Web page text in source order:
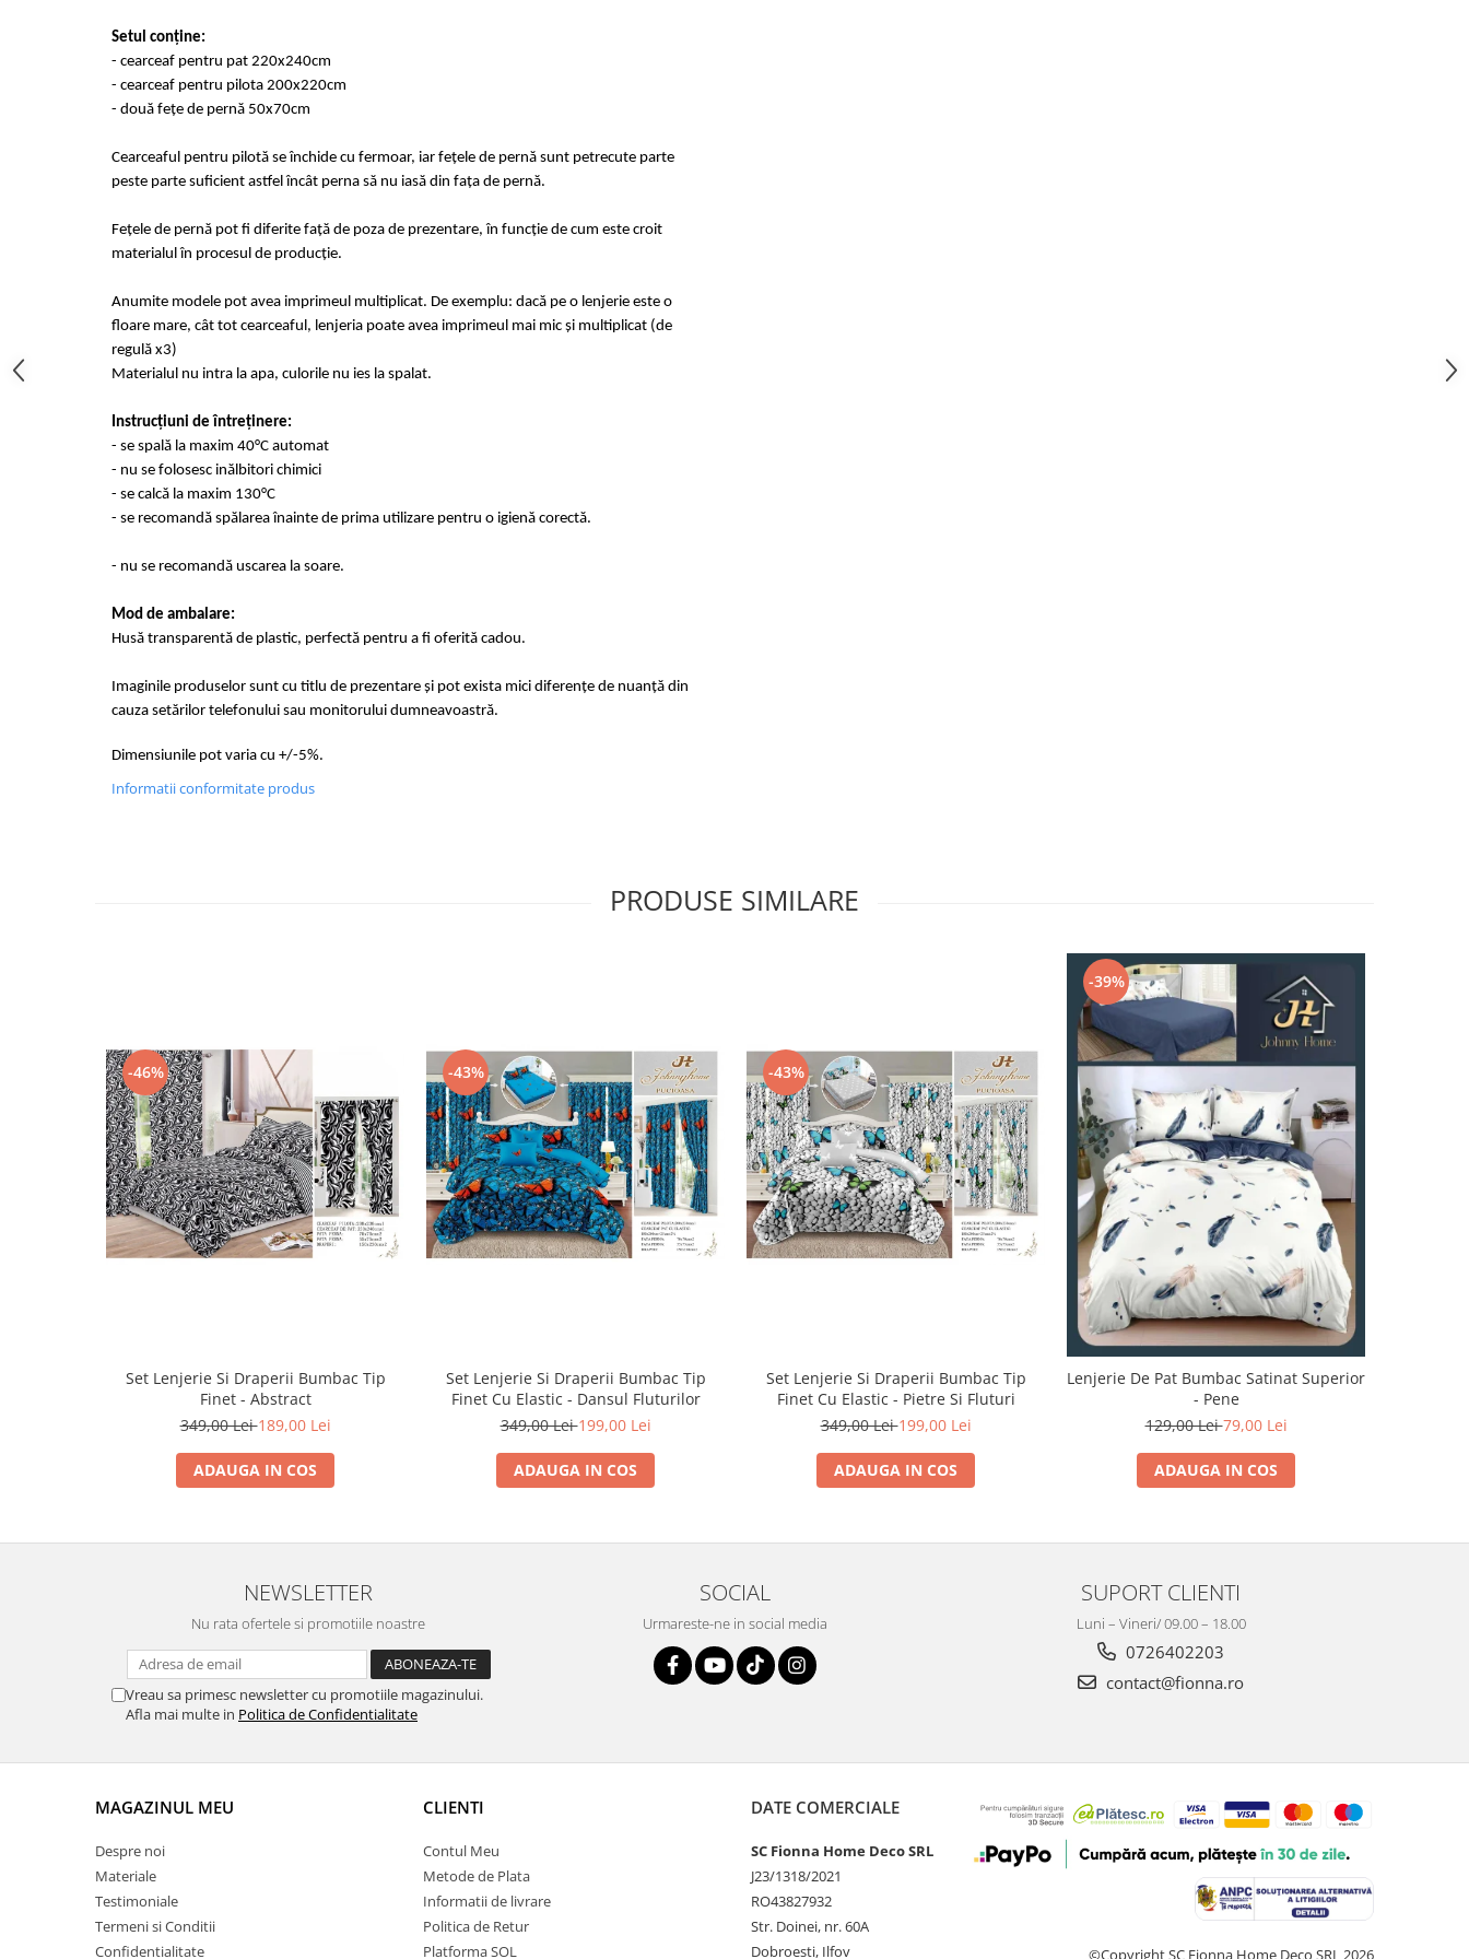
Cearceaf normal 6 piese
Cearceaf cu elastic
Lenjerii Pufoase Fluffy/ Rabbit
Bumbac 100% Poplin Hobby
Lenjerii Satin Premium
Lenjerii Jacquard
Lenjerii Matase
Lenjerii pentru PASTE
Set Lenjerie + Draperii Pat Dublu
Huse De Pat Tricotate 180x200cm
Huse Impermeabile 160x200cm
Setul conține:
- cearceaf pentru pat 220x240cm
- cearceaf pentru pilota 200x220cm
- două fețe de pernă 50x70cm
Cearceaful pentru pilotă se închide cu fermoar, iar fețele de pernă sunt petrecute parte
peste parte suficient astfel încât perna să nu iasă din fața de pernă.
Fețele de pernă pot fi diferite față de poza de prezentare, în funcție de cum este croit
materialul în procesul de producție.
Anumite modele pot avea imprimeul multiplicat. De exemplu: dacă pe o lenjerie este o
floare mare, cât tot cearceaful, lenjeria poate avea imprimeul mai mic și multiplicat (de
regulă x3)
Materialul nu intra la apa, culorile nu ies la spalat.
Instrucțiuni de întreținere:
- se spală la maxim 40°C automat
- nu se folosesc inălbitori chimici
- se calcă la maxim 130°C
- se recomandă spălarea înainte de prima utilizare pentru o igienă corectă.
- nu se recomandă uscarea la soare.
Mod de ambalare:
Husă transparentă de plastic, perfectă pentru a fi oferită cadou.
Imaginile produselor sunt cu titlu de prezentare și pot exista mici diferențe de nuanță din
cauza setărilor telefonului sau monitorului dumneavoastră.
Dimensiunile pot varia cu +/-5%.
Informatii conformitate produs
PRODUSE SIMILARE
-46%
Set Lenjerie Si Draperii Bumbac Tip
Finet - Abstract
349,00 Lei189,00 Lei
ADAUGA IN COS
-43%
Set Lenjerie Si Draperii Bumbac Tip
Finet Cu Elastic - Dansul Fluturilor
349,00 Lei199,00 Lei
ADAUGA IN COS
-43%
Set Lenjerie Si Draperii Bumbac Tip
Finet Cu Elastic - Pietre Si Fluturi
349,00 Lei199,00 Lei
ADAUGA IN COS
-39%
Lenjerie De Pat Bumbac Satinat Superior
- Pene
129,00 Lei79,00 Lei
ADAUGA IN COS
NEWSLETTER
Nu rata ofertele si promotiile noastre
Vreau sa primesc newsletter cu promotiile magazinului.
Afla mai multe in Politica de Confidentialitate
SOCIAL
Urmareste-ne in social media
SUPORT CLIENTI
Luni – Vineri/ 09.00 – 18.00
0726402203
contact@fionna.ro
MAGAZINUL MEU
Despre noi
Materiale
Testimoniale
Termeni si Conditii
Confidentialitate
CLIENTI
Contul Meu
Metode de Plata
Informatii de livrare
Politica de Retur
Platforma SOL
DATE COMERCIALE
SC Fionna Home Deco SRL
J23/1318/2021
RO43827932
Str. Doinei, nr. 60A
Dobroesti, Ilfov
©Copyright SC Fionna Home Deco SRL 2026